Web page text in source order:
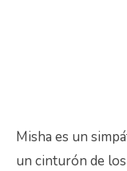
Misha es un
un cinturón de